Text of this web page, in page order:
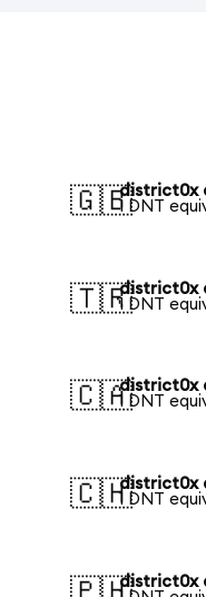
🇬🇧district0x
1 DNT
🇹🇷district0x
1 DNT
🇨🇦district0x
1 DNT
🇨🇭district0x
1 DNT
district0x